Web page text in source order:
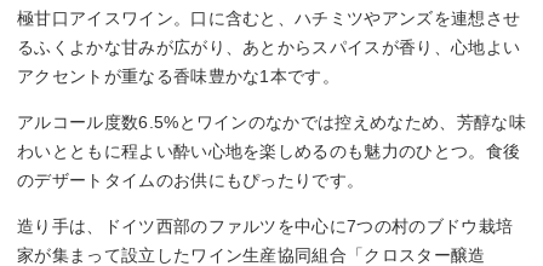
極甘口アイスワイン。口に含むと、ハチミツやアンズを連想させ
るふくよかな甘みが広がり、あとからスパイスが香り、心地よい
アクセントが重なる香味豊かな1本です。
アルコール度数6.5%とワインのなかでは控えめなため、芳醇な味
わいとともに程よい酔い心地を楽しめるのも魅力のひとつ。食後
のデザートタイムのお供にもぴったりです。
造り手は、ドイツ西部のファルツを中心に7つの村のブドウ栽培
家が集まって設立したワイン生産協同組合「クロスター醸造